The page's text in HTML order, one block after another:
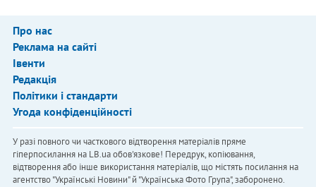
Про нас
Реклама на сайті
Івенти
Редакція
Політики і стандарти
Угода конфіденційності
У разі повного чи часткового відтворення матеріалів пряме
гіперпосилання на LB.ua обов'язкове! Передрук, копіювання,
відтворення або інше використання матеріалів, що містять посилання на
агентство "Українськi Новини" й "Українська Фото Група", заборонено.